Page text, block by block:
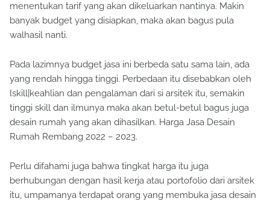
menentukan tarif yang akan dikeluarkan nantinya. Makin
banyak budget yang disiapkan, maka akan bagus pula
walhasil nanti.
Pada lazimnya budget jasa ini berbeda satu sama lain, ada
yang rendah hingga tinggi. Perbedaan itu disebabkan oleh
{skill|keahlian dan pengalaman dari si arsitek itu, semakin
tinggi skill dan ilmunya maka akan betul-betul bagus juga
desain rumah yang akan dihasilkan. Harga Jasa Desain
Rumah Rembang 2022 – 2023.
Perlu difahami juga bahwa tingkat harga itu juga
berhubungan dengan hasil kerja atau portofolio dari arsitek
itu, umpamanya terdapat orang yang membuka jasa desain